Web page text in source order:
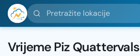
Pretražite lokacije
Vrijeme Piz Quattervals